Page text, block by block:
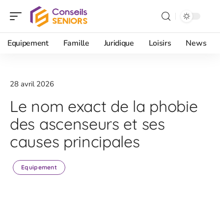
Equipement Famille Juridique Loisirs News
28 avril 2026
Le nom exact de la phobie
des ascenseurs et ses
causes principales
Equipement